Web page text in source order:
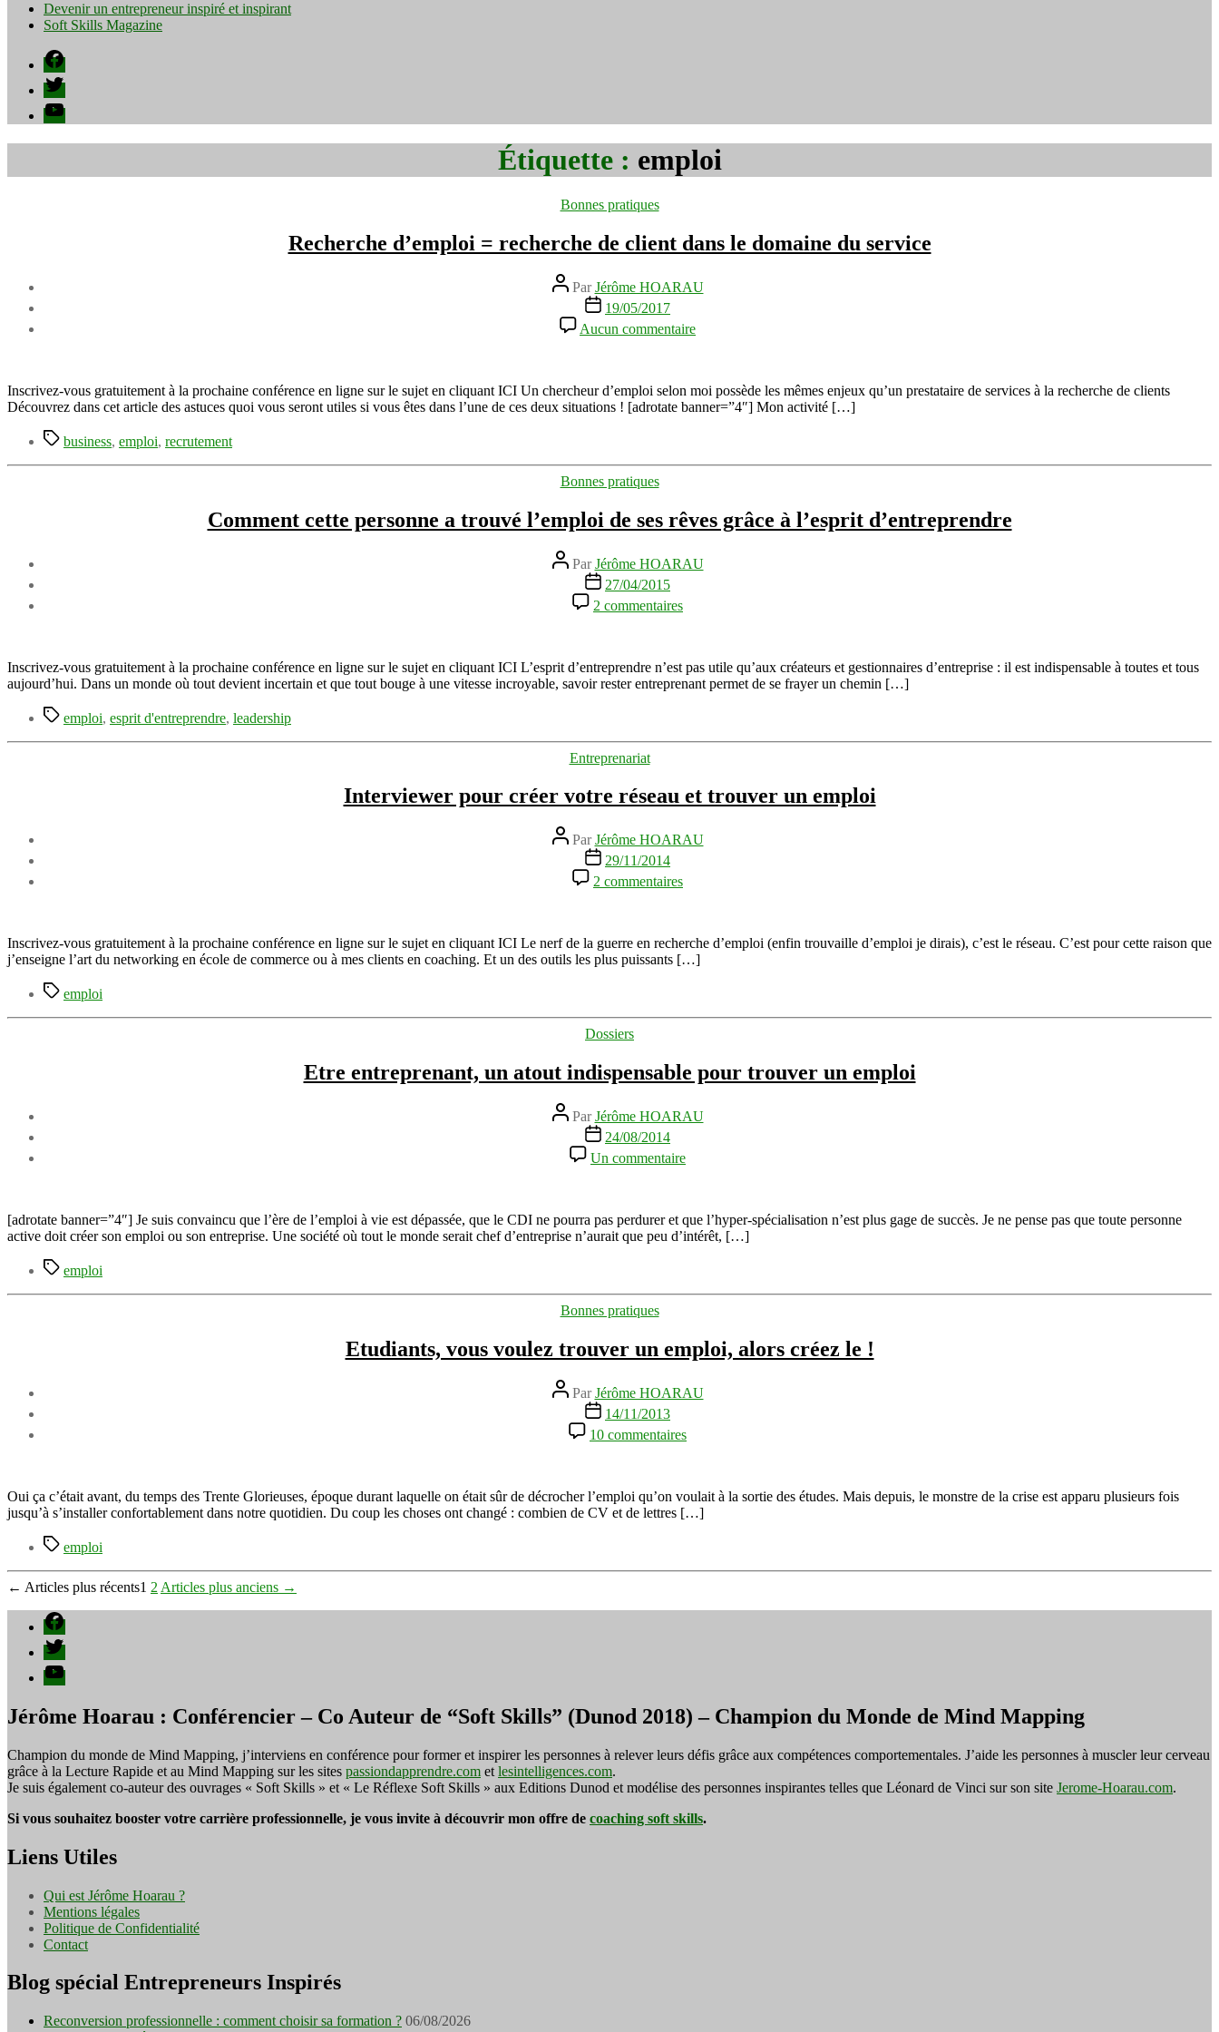
Devenir un entrepreneur inspiré et inspirant
Soft Skills Magazine
Facebook
Twitter
YouTube
Étiquette : emploi
Catégories
Bonnes pratiques
Recherche d’emploi = recherche de client dans le domaine du service
Auteur
de
l’article
ParJérôme HOARAU
Date
l’article
19/05/2017
Aucun commentaire
Recherche
recherche
de
domaine
Inscrivez-vous gratuitement à la prochaine conférence en ligne sur le sujet en cliquant ICI Un chercheur d’emploi selon moi possède les mêmes enjeux qu’un prestataire de services à la recherche de clients
Découvrez dans cet article des astuces quoi vous seront utiles si vous êtes dans l’une de ces deux situations ! [adrotate banner=”4″] Mon activité […]
Étiquettes
business, emploi, recrutement
Catégories
Bonnes pratiques
Comment cette personne a trouvé l’emploi de ses rêves grâce à l’esprit d’entreprendre
Auteur
de
l’article
ParJérôme HOARAU
Date
de
l’article
27/04/2015
2 commentaires
Comment
a
trouvé
rêves
l’esprit
Inscrivez-vous gratuitement à la prochaine conférence en ligne sur le sujet en cliquant ICI L’esprit d’entreprendre n’est pas utile qu’aux créateurs et gestionnaires d’entreprise : il est indispensable à toutes et tous
aujourd’hui. Dans un monde où tout devient incertain et que tout bouge à une vitesse incroyable, savoir rester entreprenant permet de se frayer un chemin […]
Étiquettes
emploi, esprit d'entreprendre, leadership
Catégories
Entreprenariat
Interviewer pour créer votre réseau et trouver un emploi
Auteur
de
l’article
ParJérôme HOARAU
Date
de
l’article
29/11/2014
2 commentaires
Interviewer
votre
réseau
emploi
Inscrivez-vous gratuitement à la prochaine conférence en ligne sur le sujet en cliquant ICI Le nerf de la guerre en recherche d’emploi (enfin trouvaille d’emploi je dirais), c’est le réseau. C’est pour cette raison que
j’enseigne l’art du networking en école de commerce ou à mes clients en coaching. Et un des outils les plus puissants […]
Étiquettes
emploi
Catégories
Dossiers
Etre entreprenant, un atout indispensable pour trouver un emploi
Auteur
de
l’article
ParJérôme HOARAU
Date
de
l’article
24/08/2014
Un commentaire
Etre
atout
indispensable
emploi
[adrotate banner=”4″] Je suis convaincu que l’ère de l’emploi à vie est dépassée, que le CDI ne pourra pas perdurer et que l’hyper-spécialisation n’est plus gage de succès. Je ne pense pas que toute personne
active doit créer son emploi ou son entreprise. Une société où tout le monde serait chef d’entreprise n’aurait que peu d’intérêt, […]
Étiquettes
emploi
Catégories
Bonnes pratiques
Etudiants, vous voulez trouver un emploi, alors créez le !
Auteur
de
l’article
ParJérôme HOARAU
Date
de
l’article
14/11/2013
10 commentaires
Etudiants,
trouver
un
le
Oui ça c’était avant, du temps des Trente Glorieuses, époque durant laquelle on était sûr de décrocher l’emploi qu’on voulait à la sortie des études. Mais depuis, le monstre de la crise est apparu plusieurs fois
jusqu’à s’installer confortablement dans notre quotidien. Du coup les choses ont changé : combien de CV et de lettres […]
Étiquettes
emploi
Pagination
des
publications
← Articles plus récents1 2 Articles plus anciens →
Facebook
Twitter
YouTube
Jérôme Hoarau : Conférencier – Co Auteur de “Soft Skills” (Dunod 2018) – Champion du Monde de Mind Mapping
Champion du monde de Mind Mapping, j’interviens en conférence pour former et inspirer les personnes à relever leurs défis grâce aux compétences comportementales. J’aide les personnes à muscler leur cerveau
grâce à la Lecture Rapide et au Mind Mapping sur les sites passiondapprendre.com et lesintelligences.com.
Je suis également co-auteur des ouvrages « Soft Skills » et « Le Réflexe Soft Skills » aux Editions Dunod et modélise des personnes inspirantes telles que Léonard de Vinci sur son site Jerome-Hoarau.com.
Si vous souhaitez booster votre carrière professionnelle, je vous invite à découvrir mon offre de coaching soft skills.
Liens Utiles
Qui est Jérôme Hoarau ?
Mentions légales
Politique de Confidentialité
Contact
Blog spécial Entrepreneurs Inspirés
Reconversion professionnelle : comment choisir sa formation ? 06/08/2026